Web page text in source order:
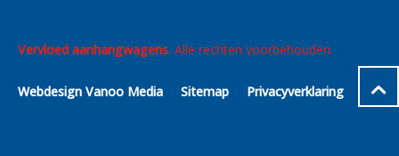
Vervloed aanhangwagens. Alle rechten voorbehouden.
Webdesign Vanoo Media Sitemap Privacyverklaring